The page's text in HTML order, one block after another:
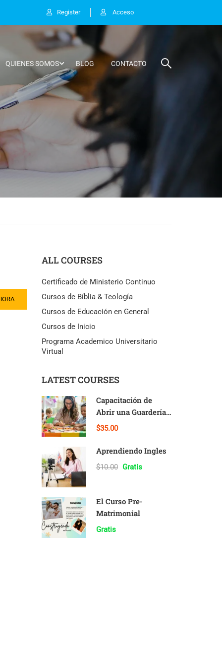
Register Acceso
QUIENES SOMOS BLOG CONTACTO
ALL COURSES
Certificado de Ministerio Continuo
Cursos de Bíblia & Teología
Cursos de Educación en General
Cursos de Inicio
Programa Academico Universitario
Virtual
LATEST COURSES
Capacitación de
Abrir una Guardería
en Casa
$35.00
Aprendiendo Ingles
$10.00 Gratis
El Curso Pre-
Matrimonial
Gratis